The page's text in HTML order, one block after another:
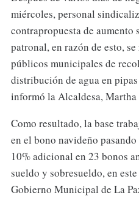
miércoles, personal
contrapropuesta de
patronal, en razón de esto,
públicos municipales de
distribución de agua en
informó la Alcaldesa, Martha
Como resultado, la base
en el bono navideño
10% adicional en 23 bonos
sueldo y sobresueldo, en
Gobierno Municipal de La